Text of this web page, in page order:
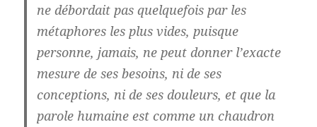
ne débordait pas quelquefois par les
métaphores les plus vides, puisque
personne, jamais, ne peut donner l’exacte
mesure de ses besoins, ni de ses
conceptions, ni de ses douleurs, et que la
parole humaine est comme un chaudron